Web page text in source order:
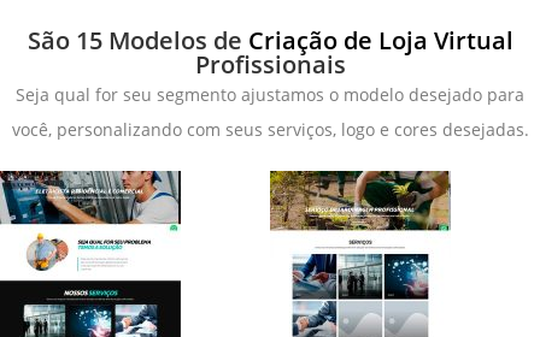
São 15 Modelos de Criação de Loja Virtual
Profissionais
Seja qual for seu segmento ajustamos o modelo desejado para
você, personalizando com seus serviços, logo e cores desejadas.